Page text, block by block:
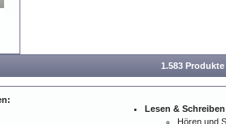
1.583
Lesen & Schreiben
Hören und